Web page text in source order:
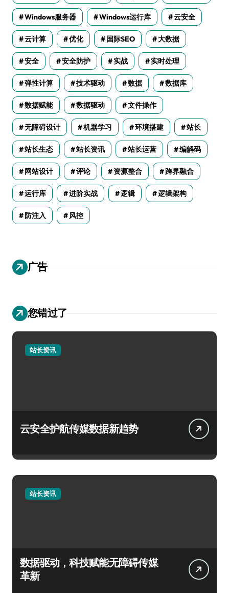
Windows服务器 Windows运行库 云安全
云计算 优化 国际SEO 大数据
安全 安全防护 实战 实时处理
弹性计算 技术驱动 数据 数据库
数据赋能 数据驱动 文件操作
无障碍设计 机器学习 环境搭建 站长
站长生态 站长资讯 站长运营 编解码
网站设计 评论 资源整合 跨界融合
运行库 进阶实战 逻辑 逻辑架构
防注入 风控
广告
您错过了
站长资讯
云安全护航传媒数据新趋势
站长资讯
数据驱动，科技赋能无障碍传媒
革新